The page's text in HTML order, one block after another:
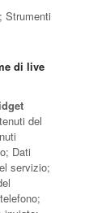
Strumenti
di live
del
Dati
servizio;